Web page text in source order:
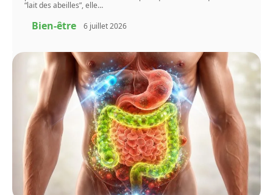
“lait des abeilles”, elle…
Bien-être 6 juillet 2026